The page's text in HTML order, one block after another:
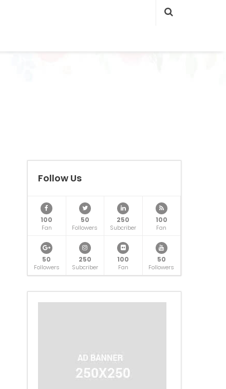
Follow Us
100
Fan
50
Followers
250
Subcriber
100
Fan
50
Followers
250
Subcriber
100
Fan
50
Followers